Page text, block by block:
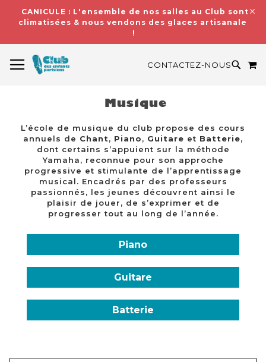
CANICULE : L'ensemble de nos salles au Club sont
climatisées & nous vendons des glaces artisanales
!
CONTACTEZ-NOUS
Musique
L’école de musique du club propose des cours
annuels de Chant, Piano, Guitare et Batterie,
dont certains s’appuient sur la méthode
Yamaha, reconnue pour son approche
progressive et stimulante de l’apprentissage
musical. Encadrés par des professeurs
passionnés, les jeunes découvrent ainsi le
plaisir de jouer, de s’exprimer et de
progresser tout au long de l’année.
Piano
Guitare
Batterie